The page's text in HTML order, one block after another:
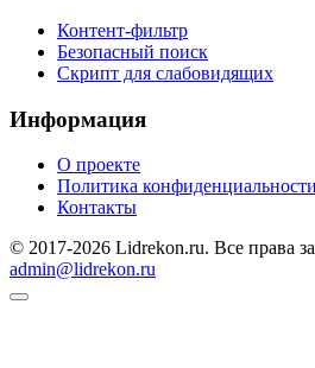
Контент-фильтр
Безопасный поиск
Скрипт для слабовидящих
Информация
О проекте
Политика конфиденциальности
Контакты
© 2017-2026 Lidrekon.ru. Все права
admin@lidrekon.ru